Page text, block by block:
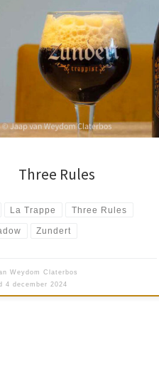
hebben de handen
om een bijzonder bier te brouwen. La
en Zundert. Het bier is
de drie regels om het Authentic
Three Rules
La Trappe Three Rules
Zundert
Weydom Claterbos
4 december 2024